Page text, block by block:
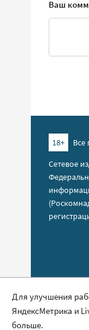
Ваш
18+
Все
Сетевое
Правила
Политика
Для улучшения
ЯндексМетрика и
больше.